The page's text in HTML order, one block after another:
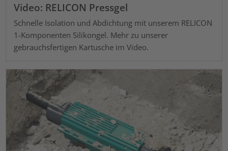
Video: RELICON Pressgel
Schnelle Isolation und Abdichtung mit unserem RELICON
1-Komponenten Silikongel. Mehr zu unserer
gebrauchsfertigen Kartusche im Video.